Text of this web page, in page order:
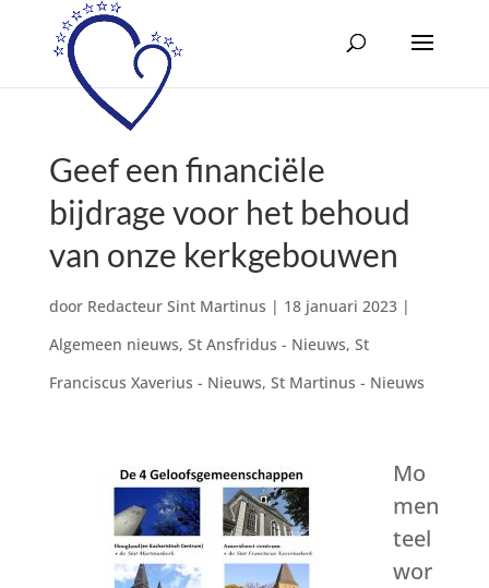
Geef een financiële
bijdrage voor het behoud
van onze kerkgebouwen
door Redacteur Sint Martinus | 18 januari 2023|
Algemeen nieuws, St Ansfridus - Nieuws, St
Franciscus Xaverius - Nieuws, St Martinus - Nieuws
Mo
men
teel
wor